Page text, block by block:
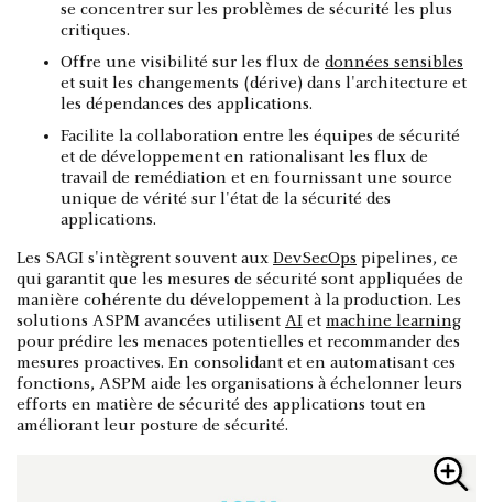
se concentrer sur les problèmes de sécurité les plus
critiques.
Offre une visibilité sur les flux de données sensibles
et suit les changements (dérive) dans l'architecture et
les dépendances des applications.
Facilite la collaboration entre les équipes de sécurité
et de développement en rationalisant les flux de
travail de remédiation et en fournissant une source
unique de vérité sur l'état de la sécurité des
applications.
Les SAGI s'intègrent souvent aux DevSecOps pipelines, ce
qui garantit que les mesures de sécurité sont appliquées de
manière cohérente du développement à la production. Les
solutions ASPM avancées utilisent AI et machine learning
pour prédire les menaces potentielles et recommander des
mesures proactives. En consolidant et en automatisant ces
fonctions, ASPM aide les organisations à échelonner leurs
efforts en matière de sécurité des applications tout en
améliorant leur posture de sécurité.